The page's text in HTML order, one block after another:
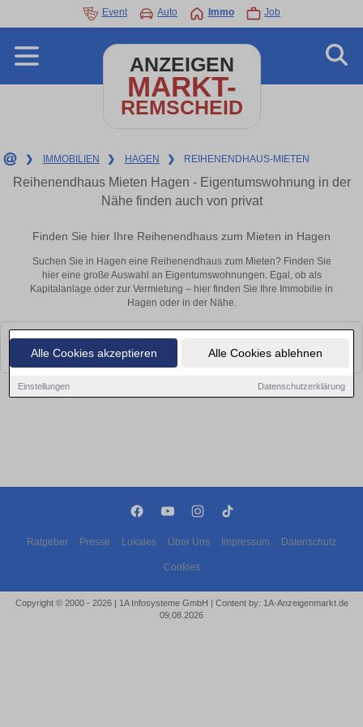
Alle Cookies akzeptieren Alle Cookies ablehnen
Einstellungen Datenschutzerklärung
Event Auto Immo Job
ANZEIGEN
MARKT-
REMSCHEID
❯ IMMOBILIEN ❯ HAGEN ❯ REIHENENDHAUS-MIETEN
Reihenendhaus Mieten Hagen - Eigentumswohnung in der
Nähe finden auch von privat
Finden Sie hier Ihre Reihenendhaus zum Mieten in Hagen
Suchen Sie in Hagen eine Reihenendhaus zum Mieten? Finden Sie
hier eine große Auswahl an Eigentumswohnungen. Egal, ob als
Kapitalanlage oder zur Vermietung – hier finden Sie Ihre Immobilie in
Hagen oder in der Nähe.
Leider konnten wir derzeit keine passenden Objekte finden. Schauen Sie
bald wieder vorbei!
Ratgeber Presse Lokales Über Uns Impressum Datenschutz
Cookies
Copyright © 2000 - 2026 | 1A Infosysteme GmbH | Content by: 1A-Anzeigenmarkt.de
09.08.2026